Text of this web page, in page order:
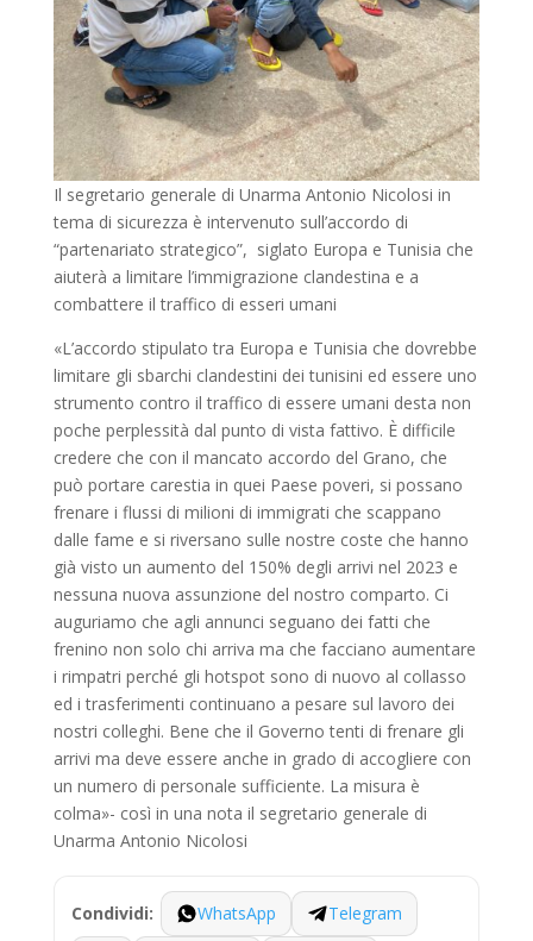
Il segretario generale di Unarma Antonio Nicolosi in
tema di sicurezza è intervenuto sull’accordo di
“partenariato strategico”, siglato Europa e Tunisia che
aiuterà a limitare l’immigrazione clandestina e a
combattere il traffico di esseri umani
«L’accordo stipulato tra Europa e Tunisia che dovrebbe
limitare gli sbarchi clandestini dei tunisini ed essere uno
strumento contro il traffico di essere umani desta non
poche perplessità dal punto di vista fattivo. È difficile
credere che con il mancato accordo del Grano, che
può portare carestia in quei Paese poveri, si possano
frenare i flussi di milioni di immigrati che scappano
dalle fame e si riversano sulle nostre coste che hanno
già visto un aumento del 150% degli arrivi nel 2023 e
nessuna nuova assunzione del nostro comparto. Ci
auguriamo che agli annunci seguano dei fatti che
frenino non solo chi arriva ma che facciano aumentare
i rimpatri perché gli hotspot sono di nuovo al collasso
ed i trasferimenti continuano a pesare sul lavoro dei
nostri colleghi. Bene che il Governo tenti di frenare gli
arrivi ma deve essere anche in grado di accogliere con
un numero di personale sufficiente. La misura è
colma»- così in una nota il segretario generale di
Unarma Antonio Nicolosi
Condividi: WhatsApp
Telegram